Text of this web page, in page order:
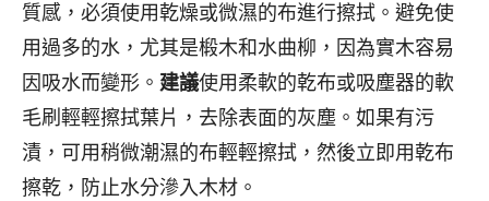
質感，必須使用乾燥或微濕的布進行擦拭。避免使
用過多的水，尤其是椴木和水曲柳，因為實木容易
因吸水而變形。 建議使用柔軟的乾布或吸塵器的軟
毛刷輕輕擦拭葉片，去除表面的灰塵。如果有污
漬，可用稍微潮濕的布輕輕擦拭，然後立即用乾布
擦乾，防止水分滲入木材。